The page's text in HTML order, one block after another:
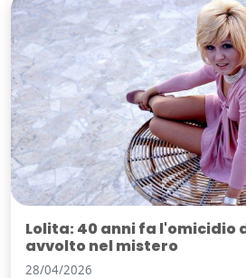
Lolita: 40 anni fa l'omicidio
avvolto nel mistero
28/04/2026